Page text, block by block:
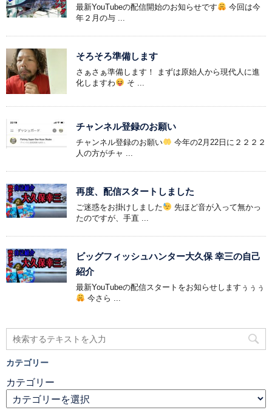
最新YouTubeの配信開始のお知らせです
今回は今
年２月の与 ...
そろそろ準備します
さぁさぁ準備します！ まずは原始人から現代人に進
化しますわ
そ ...
チャンネル登録のお願い
チャンネル登録のお願い
今年の2月22日に２２２２
人の方がチャ ...
再度、配信スタートしました
ご迷惑をお掛けしました
先ほど音が入って無かっ
たのですが、手直 ...
ビッグフィッシュハンター大久保 幸三の自己
紹介
最新YouTubeの配信スタートをお知らせしますぅぅぅ
今さら ...
カテゴリー
カテゴリー